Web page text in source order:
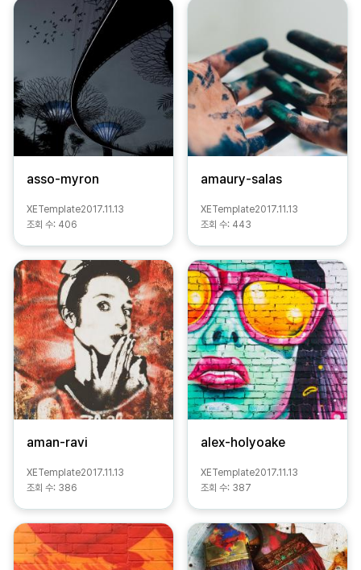
asso-myron
XETemplate2017.11.13
조회 수: 406
amaury-salas
XETemplate2017.11.13
조회 수: 443
aman-ravi
XETemplate2017.11.13
조회 수: 386
alex-holyoake
XETemplate2017.11.13
조회 수: 387